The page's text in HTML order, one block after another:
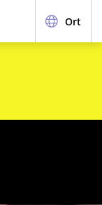
Ort